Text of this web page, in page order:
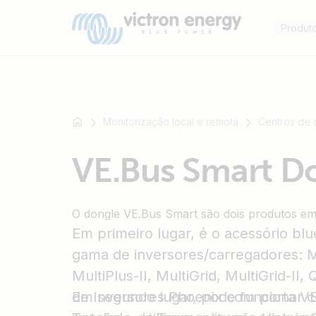
Monitorização local e remota Centros de
VE.Bus Smart
O dongle VE.Bus Smart são dois produtos
Em primeiro lugar, é o acessório
gama de inversores/carregadores:
MultiPlus-II, MultiGrid, MultiGrid-II,
de Inversores Phoenix com porta
Em segundo lugar, pode funcionar